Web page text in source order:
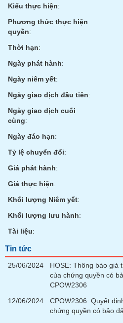
Kiểu thực hiện:
Phương thức thực hiện
quyền:
Thời hạn:
Ngày phát hành:
Ngày niêm yết:
Ngày giao dịch đầu tiên:
Ngày giao dịch cuối
cùng:
Ngày đáo hạn:
Tỷ lệ chuyển đổi:
Giá phát hành:
Giá thực hiện:
Khối lượng Niêm yết:
Khối lượng lưu hành:
Tài liệu:
Tin tức
25/06/2024
HOSE: Thông báo giá
của chứng quyền có
CPOW2306
12/06/2024
CPOW2306: Quyết
chứng quyền có bảo
Đào
tạo
Sách
tài
Công
đầu
tư
Truyền
tài
chính
Dữ